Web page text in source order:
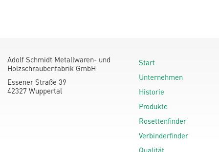
Adolf Schmidt Metallwaren- und
Holzschraubenfabrik GmbH
Essener Straße 39
42327 Wuppertal
Start
Unternehmen
Historie
Produkte
Rosettenfinder
Verbinderfinder